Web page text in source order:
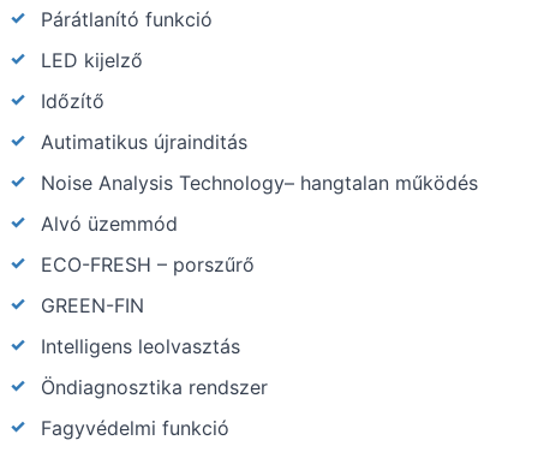
Párátlanító funkció
LED kijelző
Időzítő
Autimatikus újrainditás
Noise Analysis Technology– hangtalan működés
Alvó üzemmód
ЕСО-FRESH – porszűrő
GREEN-FIN
Intelligens leolvasztás
Öndiagnosztika rendszer
Fagyvédelmi funkció